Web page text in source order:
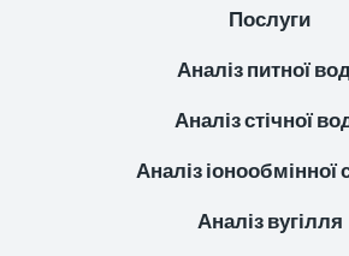
Послуги
Аналіз питної
Аналіз стічної
Аналіз іонообмінної
Аналіз вугілля